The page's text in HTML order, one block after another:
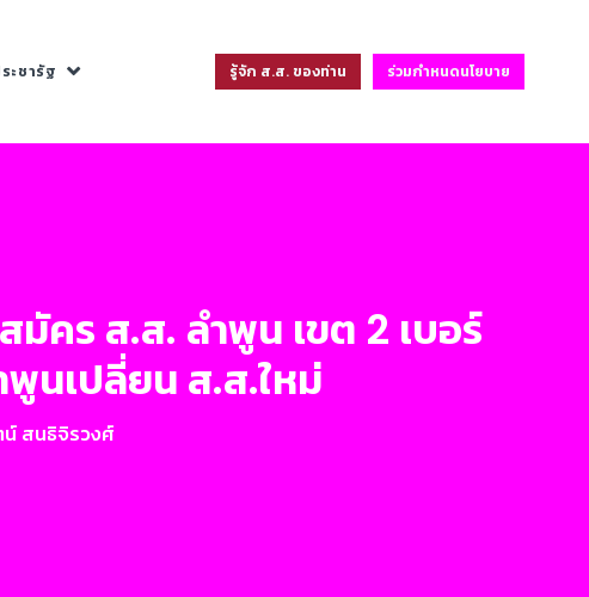
ะชารัฐ รู้จัก ส.ส. ของท่าน ร่วมกำหนดนโยบาย
มัคร ส.ส. ลำพูน เขต 2 เบอร์
นเปลี่ยน ส.ส.ใหม่
สนธิจิรวงศ์